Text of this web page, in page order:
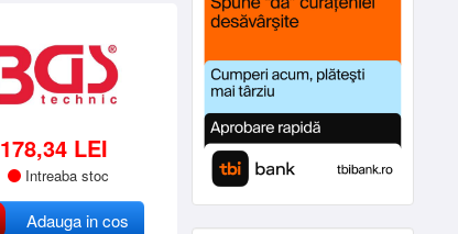
178,34 LEI
Intreaba stoc
Adauga in cos